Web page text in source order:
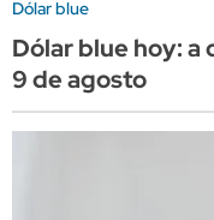
Dólar blue
Dólar blue hoy:
9 de agosto